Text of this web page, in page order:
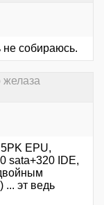
не собираюсь.
желаза
EPU,
sata+320 IDE,
... эт ведь